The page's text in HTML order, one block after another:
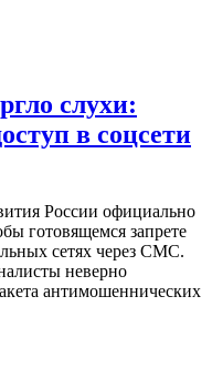
слухи:
в соцсети
России официально
готовящемся запрете
сетях через СМС.
неверно
антимошеннических